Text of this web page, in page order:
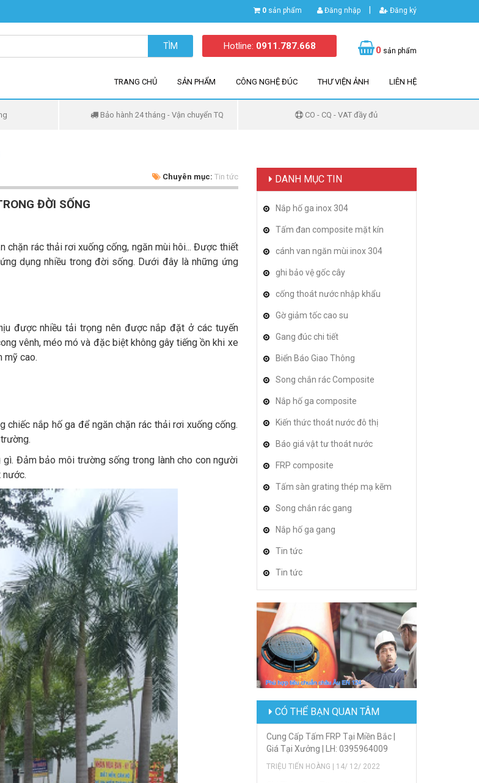
0 sản phẩm Đăng nhập Đăng ký
TÌM Hotline: 0911.787.668 0 sản phẩm
TRANG CHỦ SẢN PHẨM CÔNG NGHỆ ĐÚC THƯ VIỆN ẢNH LIÊN HỆ
Bảo hành 24 tháng - Vận chuyển TQ CO - CQ - VAT đầy đủ
Chuyên mục: Tin tức
ĐỜI SỐNG
rác thải rơi xuống cống, ngăn mùi hôi... Được thiết
dụng nhiều trong đời sống. Dưới đây là những ứng
được nhiều tải trọng nên được nắp đặt ở các tuyến
vênh, méo mó và đặc biệt không gây tiếng ồn khi xe
mỹ cao.
nắp hố ga để ngăn chặn rác thải rơi xuống cống.
Đảm bảo môi trường sống trong lành cho con người
nước.
DANH MỤC TIN
Nắp hố ga inox 304
Tấm đan composite mặt kín
cánh van ngăn mùi inox 304
ghi bảo vệ gốc cây
cống thoát nước nhập khẩu
Gờ giảm tốc cao su
Gang đúc chi tiết
Biển Báo Giao Thông
Song chắn rác Composite
Nắp hố ga composite
Kiến thức thoát nước đô thị
Báo giá vật tư thoát nước
FRP composite
Tấm sàn grating thép mạ kẽm
Song chắn rác gang
Nắp hố ga gang
Tin tức
Tin tức
CÓ THỂ BẠN QUAN TÂM
Cung Cấp Tấm FRP Tại Miền Bắc |
Giá Tại Xưởng | LH: 0395964009
TRIỆU TIẾN HOÀNG | 14/ 12/ 2022